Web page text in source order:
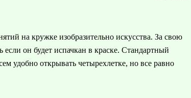
на кружке изобразительно искусства. За свою
он будет испачкан в краске. Стандартный
удобно открывать четырехлетке, но все равно